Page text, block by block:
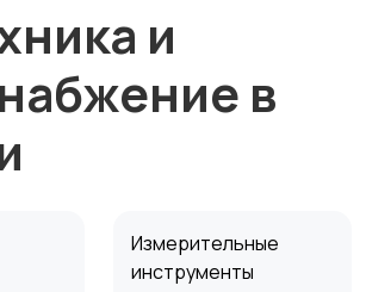
и
в
Измерительные
инструменты